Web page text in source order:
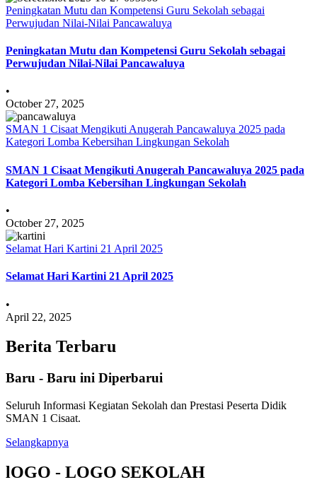
Peningkatan Mutu dan Kompetensi Guru Sekolah sebagai
Perwujudan Nilai-Nilai Pancawaluya
Peningkatan Mutu dan Kompetensi Guru Sekolah sebagai
Perwujudan Nilai-Nilai Pancawaluya
•
October 27, 2025
SMAN 1 Cisaat Mengikuti Anugerah Pancawaluya 2025 pada
Kategori Lomba Kebersihan Lingkungan Sekolah
SMAN 1 Cisaat Mengikuti Anugerah Pancawaluya 2025 pada
Kategori Lomba Kebersihan Lingkungan Sekolah
•
October 27, 2025
Selamat Hari Kartini 21 April 2025
Selamat Hari Kartini 21 April 2025
•
April 22, 2025
Berita Terbaru
Baru - Baru ini Diperbarui
Seluruh Informasi Kegiatan Sekolah dan Prestasi Peserta Didik
SMAN 1 Cisaat.
Selangkapnya
lOGO - LOGO SEKOLAH